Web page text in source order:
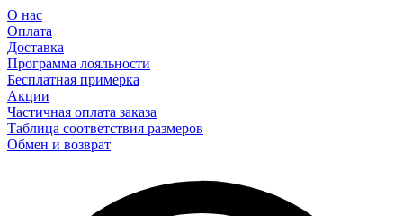
О нас
Оплата
Доставка
Программа лояльности
Бесплатная примерка
Акции
Частичная оплата заказа
Таблица соответствия размеров
Обмен и возврат